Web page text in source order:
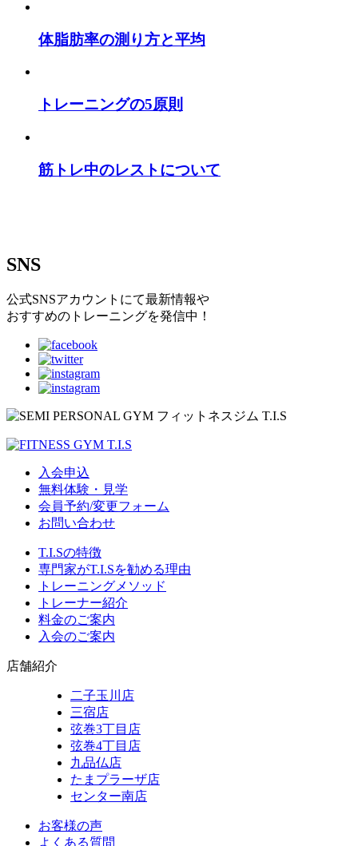
体脂肪率の測り方と平均
トレーニングの5原則
筋トレ中のレストについて
SNS
公式SNSアカウントにて最新情報や
おすすめのトレーニングを発信中！
入会申込
無料体験・見学
会員予約/変更フォーム
お問い合わせ
T.I.Sの特徴
専門家がT.I.Sを勧める理由
トレーニングメソッド
トレーナー紹介
料金のご案内
入会のご案内
店舗紹介
二子玉川店
三宿店
弦巻3丁目店
弦巻4丁目店
九品仏店
たまプラーザ店
センター南店
お客様の声
よくある質問